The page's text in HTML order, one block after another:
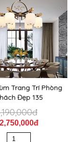
Trang Trí Phòng
Đẹp 135
2,750,000đ